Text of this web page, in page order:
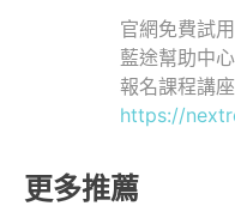
官網免費試用
藍途幫助中心
報名課程講座
https://
更多推薦